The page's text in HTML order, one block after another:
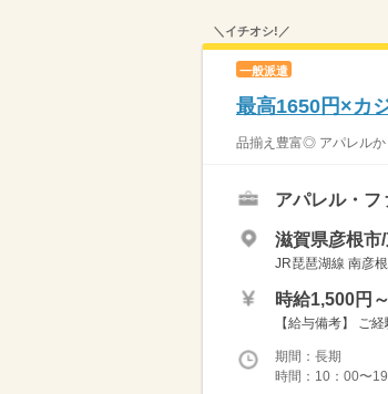
＼イチオシ!／
一般派遣
最高1650円×カ
品揃え豊富◎ アパレルか
アパレル・フ
滋賀県彦根市
JR琵琶湖線 南彦
時給1,500円
【給与備考】 ご
期間：長期
時間：10：00〜